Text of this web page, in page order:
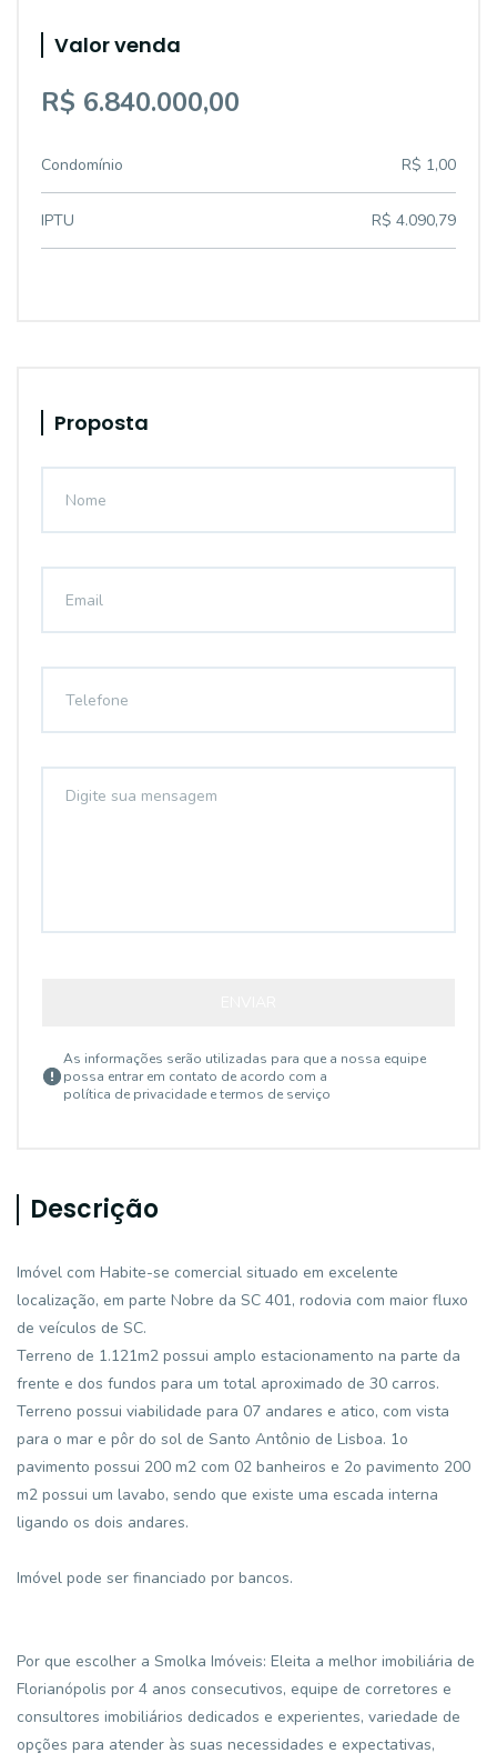
Valor venda
R$ 6.840.000,00
Condomínio R$ 1,00
IPTU R$ 4.090,79
Proposta
As informações serão utilizadas para que a nossa equipe
possa entrar em contato de acordo com a
política de privacidade e termos de serviço
Descrição
Imóvel com Habite-se comercial situado em excelente
localização, em parte Nobre da SC 401, rodovia com maior fluxo
de veículos de SC.
Terreno de 1.121m2 possui amplo estacionamento na parte da
frente e dos fundos para um total aproximado de 30 carros.
Terreno possui viabilidade para 07 andares e atico, com vista
para o mar e pôr do sol de Santo Antônio de Lisboa. 1o
pavimento possui 200 m2 com 02 banheiros e 2o pavimento 200
m2 possui um lavabo, sendo que existe uma escada interna
ligando os dois andares.
Imóvel pode ser financiado por bancos.
Por que escolher a Smolka Imóveis: Eleita a melhor imobiliária de
Florianópolis por 4 anos consecutivos, equipe de corretores e
consultores imobiliários dedicados e experientes, variedade de
opções para atender às suas necessidades e expectativas,